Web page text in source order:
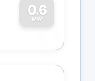
0.6
MW
0